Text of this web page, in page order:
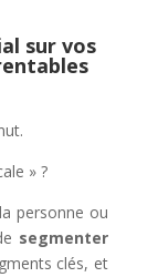
sur vos
» ?
personne ou
segmenter
clés, et